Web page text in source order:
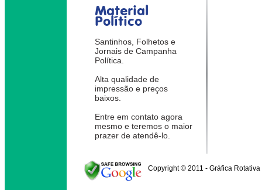
Material
Político
Santinhos, Folhetos e
Jornais de Campanha
Política.
Alta qualidade de
impressão e preços
baixos.
Entre em contato agora
mesmo e teremos o maior
prazer de atendê-lo.
Copyright © 2011 - Gráfica